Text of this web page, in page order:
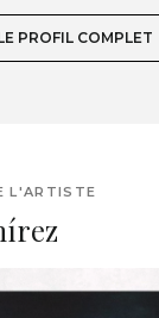
PROFIL COMPLET
L'ARTISTE